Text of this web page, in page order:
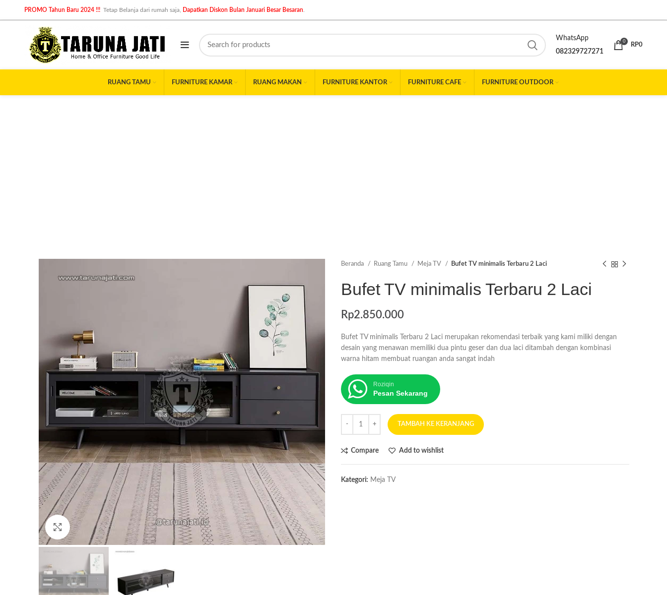
PROMO Tahun Baru 2024 !!! Tetap Belanja dari rumah saja, Dapatkan Diskon Bulan Januari Besar Besaran
WhatsApp
082329727271
0
RP0
RUANG TAMU FURNITURE KAMAR RUANG MAKAN FURNITURE KANTOR FURNITURE CAFE FURNITURE OUTDOOR
Click to enlarge
Beranda Ruang Tamu Meja TV Bufet TV minimalis Terbaru 2 Laci
Bufet TV minimalis Terbaru 2 Laci
Rp2.850.000
Bufet TV minimalis Terbaru 2 Laci merupakan rekomendasi terbaik yang kami miliki dengan
desain yang menawan memiliki dua pintu geser dan dua laci ditambah dengan kombinasi
warna hitam membuat ruangan anda sangat indah
Roziqin
Pesan Sekarang
TAMBAH KE KERANJANG
Compare Add to wishlist
Kategori: Meja TV